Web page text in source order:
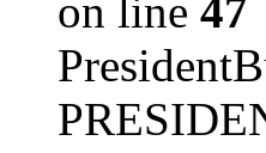
on line 47